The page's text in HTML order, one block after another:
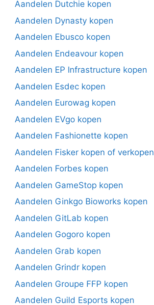
Aandelen Dutchie kopen
Aandelen Dynasty kopen
Aandelen Ebusco kopen
Aandelen Endeavour kopen
Aandelen EP Infrastructure kopen
Aandelen Esdec kopen
Aandelen Eurowag kopen
Aandelen EVgo kopen
Aandelen Fashionette kopen
Aandelen Fisker kopen of verkopen
Aandelen Forbes kopen
Aandelen GameStop kopen
Aandelen Ginkgo Bioworks kopen
Aandelen GitLab kopen
Aandelen Gogoro kopen
Aandelen Grab kopen
Aandelen Grindr kopen
Aandelen Groupe FFP kopen
Aandelen Guild Esports kopen